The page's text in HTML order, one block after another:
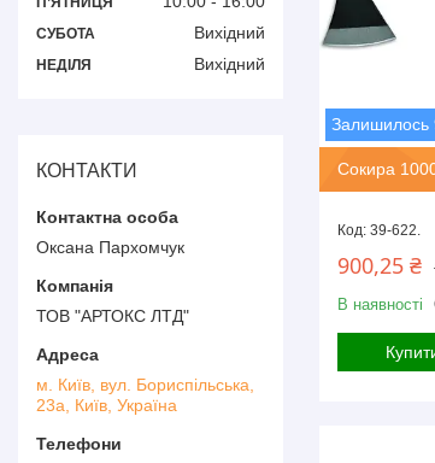
Залишилось
Сокира
39-622.
900,25 ₴
В наявності
СУБОТА Вихідний
НЕДІЛЯ Вихідний
КОНТАКТИ
Оксана Пархомчук
ТОВ "АРТОКС ЛТД"
м. Київ, вул. Бориспільська,
23а, Київ, Україна